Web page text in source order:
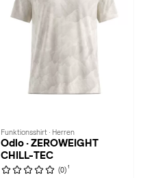
Funktionsshirt · Herren
Odlo · ZEROWEIGHT
CHILL-TEC
(0) 1